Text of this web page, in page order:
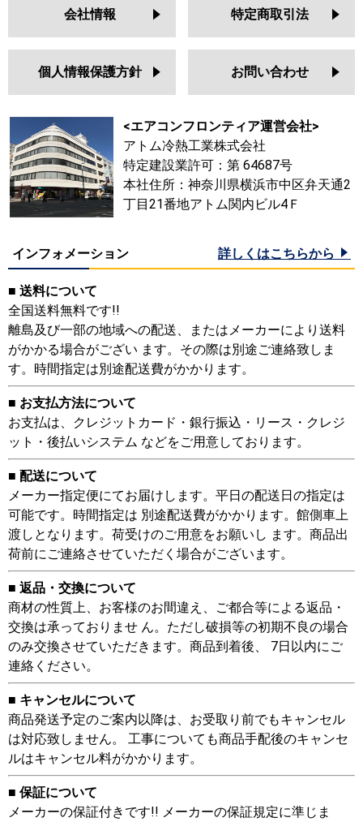
会社情報 特定商取引法
個人情報保護方針 お問い合わせ
<エアコンフロンティア運営会社>
アトム冷熱工業株式会社
特定建設業許可：第 64687号
本社住所：神奈川県横浜市中区弁天通2
丁目21番地アトム関内ビル4Ｆ
インフォメーション 詳しくはこちらから
■ 送料について
全国送料無料です!!
離島及び一部の地域への配送、またはメーカーにより送料
がかかる場合がござい ます。その際は別途ご連絡致しま
す。時間指定は別途配送費がかかります。
■ お支払方法について
お支払は、クレジットカード・銀行振込・リース・クレジ
ット・後払いシステム などをご用意しております。
■ 配送について
メーカー指定便にてお届けします。平日の配送日の指定は
可能です。時間指定は 別途配送費がかかります。館側車上
渡しとなります。荷受けのご用意をお願いし ます。商品出
荷前にご連絡させていただく場合がございます。
■ 返品・交換について
商材の性質上、お客様のお間違え、ご都合等による返品・
交換は承っておりませ ん。ただし破損等の初期不良の場合
のみ交換させていただきます。商品到着後、 7日以内にご
連絡ください。
■ キャンセルについて
商品発送予定のご案内以降は、お受取り前でもキャンセル
は対応致しません。 工事についても商品手配後のキャンセ
ルはキャンセル料がかかります。
■ 保証について
メーカーの保証付きです!! メーカーの保証規定に準じま